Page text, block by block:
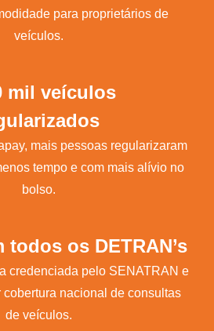
para proprietários de
veículos.
mil veículos
mais pessoas regularizaram
tempo e com mais alívio no
bolso.
todos os DETRAN’s
credenciada pelo SENATRAN e
cobertura nacional de consultas
de veículos.